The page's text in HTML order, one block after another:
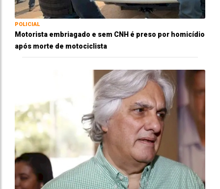
POLICIAL
Motorista embriagado e sem CNH é preso por homicídio
após morte de motociclista